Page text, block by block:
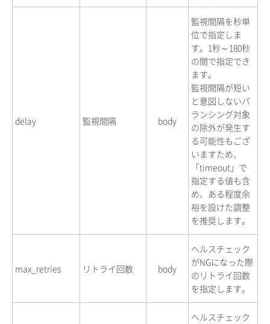
delay 監視間隔 body
監視間隔を秒単
位で指定しま
す。1秒～180秒
の間で指定でき
ます。
監視間隔が短い
と意図しないバ
ランシング対象
の除外が発生す
る可能性もござ
いますため、
「timeout」で
指定する値も含
め、ある程度余
裕を設けた調整
を推奨します。
max_retries リトライ回数 body
ヘルスチェック
がNGになった際
のリトライ回数
を指定します。
ヘルスチェック